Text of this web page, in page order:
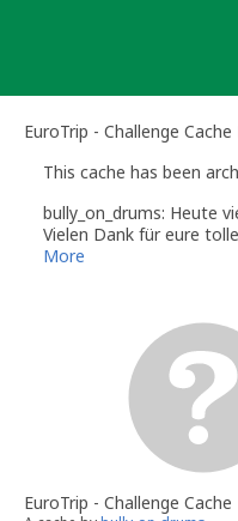
EuroTrip - Challenge
This cache has been
bully_on_drums: Heute
Vielen Dank für eure
More
EuroTrip - Challenge Cache